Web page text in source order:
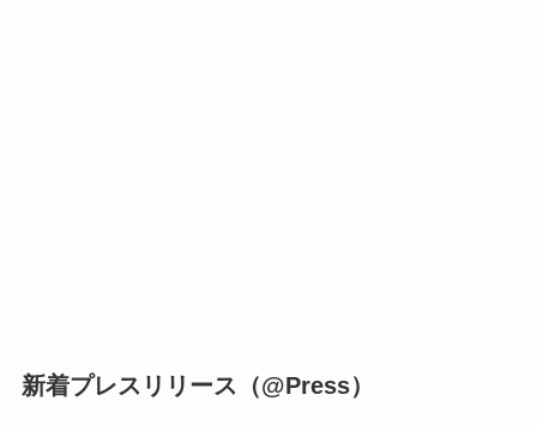
新着プレスリリース（@Press）